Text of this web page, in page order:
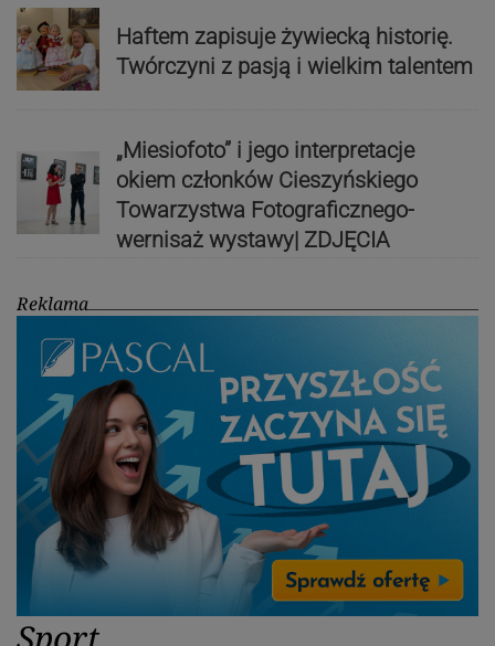
Haftem zapisuje żywiecką historię.
Twórczyni z pasją i wielkim talentem
„Miesiofoto” i jego interpretacje
okiem członków Cieszyńskiego
Towarzystwa Fotograficznego-
wernisaż wystawy| ZDJĘCIA
Reklama